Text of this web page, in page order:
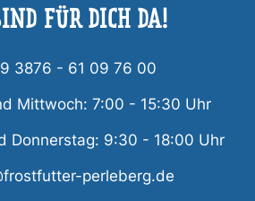
FÜR DICH DA!
3876 - 61 09 76 00
Mittwoch: 7:00 - 15:30 Uhr
Donnerstag: 9:30 - 18:00 Uhr
perleberg.de